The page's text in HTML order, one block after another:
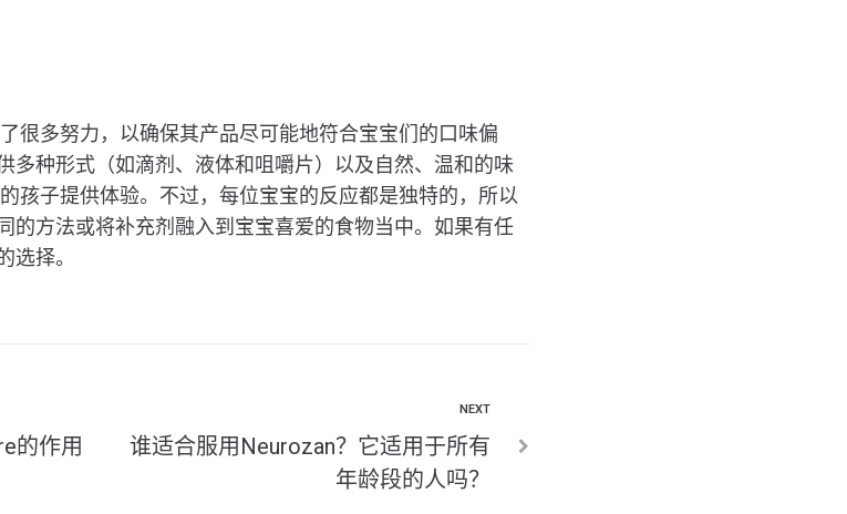
很多努力，以确保其产品尽可能地符合宝宝们的口味偏
多种形式（如滴剂、液体和咀嚼片）以及自然、温和的味
孩子提供体验。不过，每位宝宝的反应都是独特的，所以
的方法或将补充剂融入到宝宝喜爱的食物当中。如果有任
选择。
的作用
NEXT
谁适合服用Neurozan？它适用于所有
年龄段的人吗？